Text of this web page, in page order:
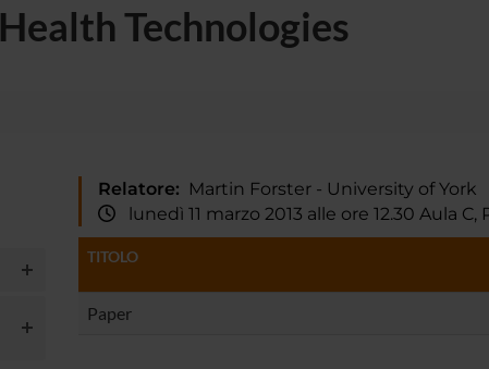
Technologies
Relatore: Martin Forster - University of York
lunedì 11 marzo 2013 alle ore 12.30 Aula C,
TITOLO
Paper